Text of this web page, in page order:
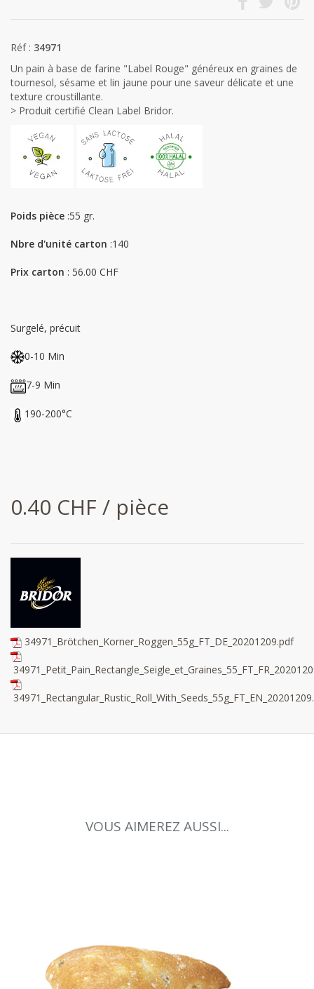
Réf : 34971
Un pain à base de farine "Label Rouge" généreux en graines de
tournesol, sésame et lin jaune pour une saveur délicate et une
texture croustillante.
> Produit certifié Clean Label Bridor.
Poids pièce :55 gr.
Nbre d'unité carton :140
Prix carton : 56.00 CHF
Surgelé, précuit
0-10 Min
7-9 Min
190-200°C
0.40 CHF / pièce
34971_Brötchen_Korner_Roggen_55g_FT_DE_20201209.pdf
VOUS AIMEREZ AUSSI...